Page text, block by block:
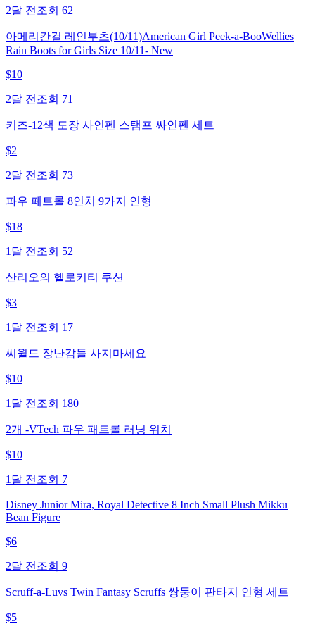
2달 전 조회 62
아메리칸걸 레인부츠(10/11)American Girl Peek-a-BooWellies
Rain Boots for Girls Size 10/11- New
$10
2달 전 조회 71
키즈-12색 도장 사인펜 스탬프 싸인펜 세트
$2
2달 전 조회 73
파우 페트롤 8인치 9가지 인형
$18
1달 전 조회 52
산리오의 헬로키티 쿠션
$3
1달 전 조회 17
씨월드 장난감들 사지마세요
$10
1달 전 조회 180
2개 -VTech 파우 패트롤 러닝 워치
$10
1달 전 조회 7
Disney Junior Mira, Royal Detective 8 Inch Small Plush Mikku
Bean Figure
$6
2달 전 조회 9
Scruff-a-Luvs Twin Fantasy Scruffs 쌍둥이 판타지 인형 세트
$5